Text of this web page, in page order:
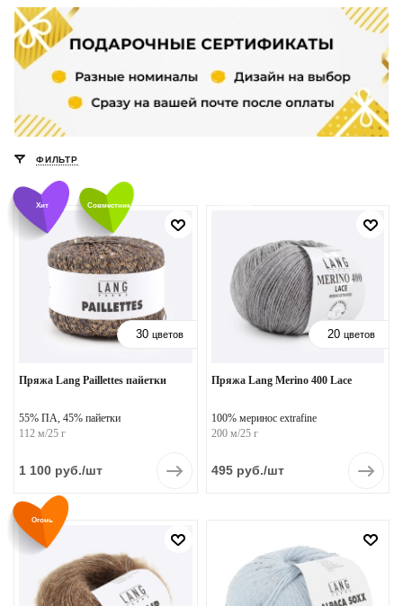
ФИЛЬТР
Хит Совместник
30 цветов
Пряжа Lang Paillettes пайетки
55% ПА, 45% пайетки
112 м/25 г
1 100 руб./шт
20 цветов
Пряжа Lang Merino 400 Lace
100% меринос extrafine
200 м/25 г
495руб./шт
Огонь